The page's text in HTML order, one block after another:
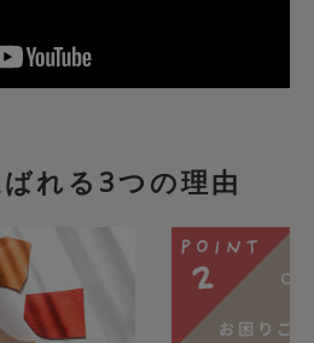
れる3つの理由